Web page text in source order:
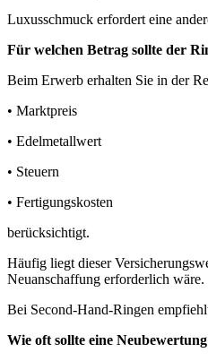
Luxusschmuck erfordert eine
Für welchen Betrag sollte der
Beim Erwerb erhalten Sie in der
• Marktpreis
• Edelmetallwert
• Steuern
• Fertigungskosten
berücksichtigt.
Häufig liegt dieser
Neuanschaffung erforderlich wäre.
Bei Second-Hand-Ringen
Wie oft sollte eine